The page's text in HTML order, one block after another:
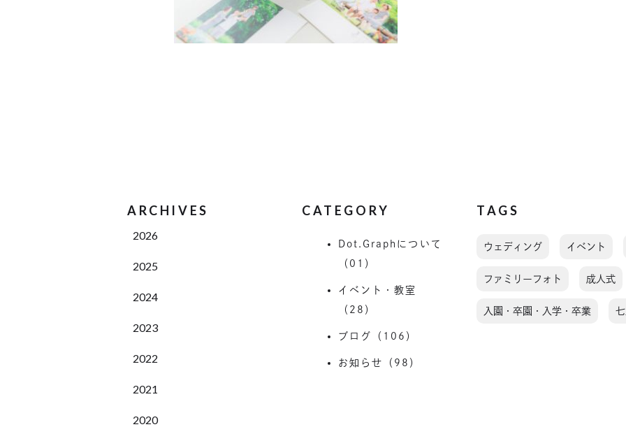
ARCHIVES
2026
2025
2024
2023
2022
2021
2020
CATEGORY
Dot.Graphについて
（01）
イベント・教室
（28）
ブログ（106）
お知らせ（98）
TAGS
ウェディング イベント
ファミリーフォト 成人式
入園・卒園・入学・卒業